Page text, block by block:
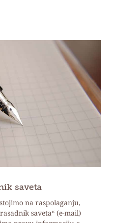
saveta
na raspolaganju,
saveta“ (e-mail)